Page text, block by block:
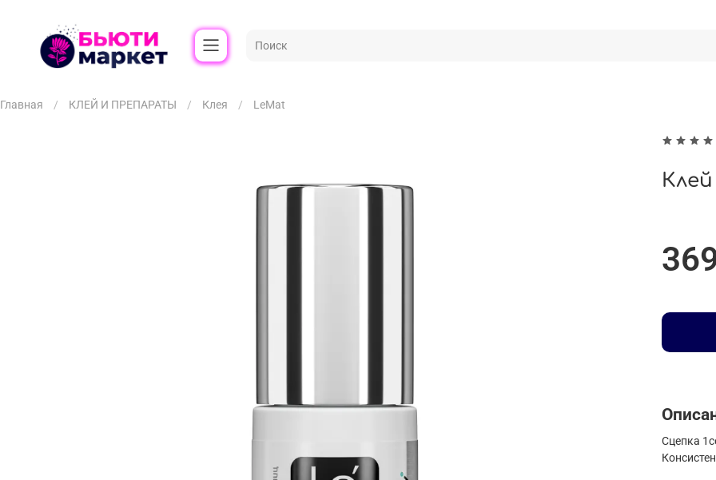
Главная КЛЕЙ И ПРЕПАРАТЫ Клея LeMat
Сцепка